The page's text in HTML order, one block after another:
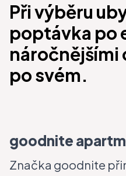
Při výběru
poptávka po
náročnějšími
po svém.
goodnite
Značka goodnite